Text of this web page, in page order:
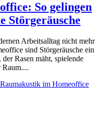
So gelingen
Störgeräusche
Arbeitsalltag nicht mehr
sind Störgeräusche ein
Rasen mäht, spielende
Raum....